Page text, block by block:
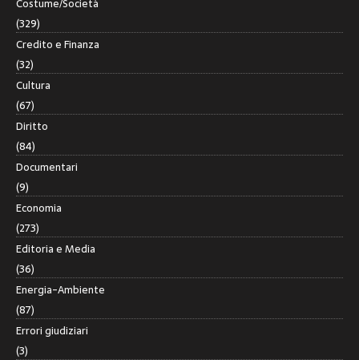
Costume/Società
(329)
Credito e Finanza
(32)
Cultura
(67)
Diritto
(84)
Documentari
(9)
Economia
(273)
Editoria e Media
(36)
Energia-Ambiente
(87)
Errori giudiziari
(3)